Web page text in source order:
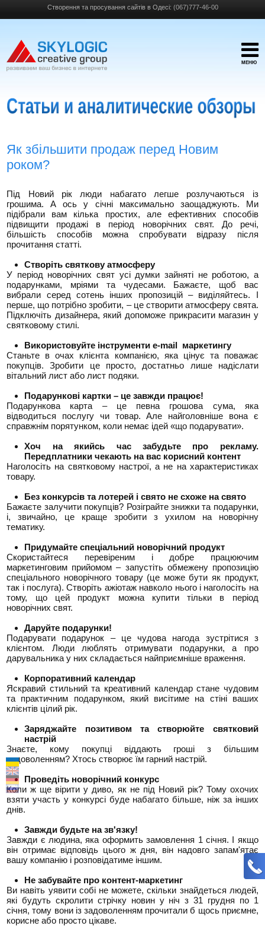
Створення та просування сайтів в Одесі: (067)777-46-00
МЕНЮ
Як збільшити продаж перед Новим
роком?
Під Новий рік люди набагато легше розлучаються із
грошима. А ось у січні максимально заощаджують. Ми
підібрали вам кілька простих, але ефективних способів
підвищити продажі в період новорічних свят. До речі,
більшість способів можна спробувати відразу після
прочитання статті.
Створіть святкову атмосферу
У період новорічних свят усі думки зайняті не роботою, а
подарунками, мріями та чудесами. Бажаєте, щоб вас
вибрали серед сотень інших пропозицій – виділяйтесь. І
перше, що потрібно зробити, – це створити атмосферу свята.
Підключіть дизайнера, який допоможе прикрасити магазин у
святковому стилі.
Використовуйте інструментиe-mail маркетингу
Станьте в очах клієнта компанією, яка цінує та поважає
покупців. Зробити це просто, достатньо лише надіслати
вітальний лист або лист подяки.
Подарункові картки – це завжди працює!
Подарункова карта – це певна грошова сума, яка
відводиться послугу чи товар. Але найголовніше вона є
справжнім порятунком, коли немає ідей «що подарувати».
Хоч на якийсь час забудьте про рекламу.
Передплатники чекають на вас корисний контент
Наголосіть на святковому настрої, а не на характеристиках
товару.
Без конкурсів та лотерей і свято не схоже на свято
Бажаєте залучити покупців? Розіграйте знижки та подарунки,
і, звичайно, це краще зробити з ухилом на новорічну
тематику.
Придумайте спеціальний новорічний продукт
Скористайтеся перевіреним і добре працюючим
маркетинговим прийомом – запустіть обмежену пропозицію
спеціального новорічного товару (це може бути як продукт,
так і послуга). Створіть ажіотаж навколо нього і наголосіть на
тому, що цей продукт можна купити тільки в період
новорічних свят.
Даруйте подарунки!
Подарувати подарунок – це чудова нагода зустрітися з
клієнтом. Люди люблять отримувати подарунки, а про
дарувальника у них складається найприємніше враження.
Корпоративний календар
Яскравий стильний та креативний календар стане чудовим
та практичним подарунком, який висітиме на стіні ваших
клієнтів цілий рік.
Заряджайте позитивом та створюйте святковий
настрій
Знаєте, кому покупці віддають гроші з більшим
задоволенням? Хтось створює їм гарний настрій.
Проведіть новорічний конкурс
Коли ж ще вірити у диво, як не під Новий рік? Тому охочих
взяти участь у конкурсі буде набагато більше, ніж за інших
днів.
Завжди будьте на зв'язку!
Завжди є людина, яка оформить замовлення 1 січня. І якщо
він отримає відповідь цього ж дня, він надовго запам'ятає
вашу компанію і розповідатиме іншим.
Не забувайте про контент-маркетинг
Ви навіть уявити собі не можете, скільки знайдеться людей,
які будуть скролити стрічку новин у ніч з 31 грудня по 1
січня, тому вони із задоволенням прочитали б щось приємне,
корисне або просто цікаве.